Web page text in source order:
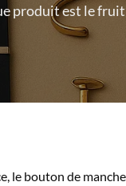
produit est le
le bouton de